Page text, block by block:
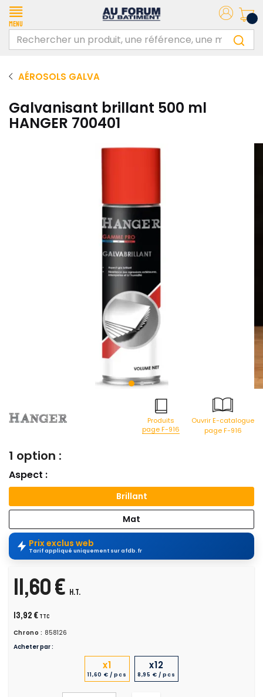
Menu
AÉROSOLS GALVA
Galvanisant brillant 500 ml
HANGER 700401
Produits
page F-916
Ouvrir E-catalogue
page F-916
1 option :
Aspect :
Brillant
Mat
Prix exclus web
Tarif appliqué uniquement sur afdb.fr
11,60 € H.T.
13,92 € TTC
Chrono : 858126
Acheter par :
x1
11,60 € / pcs
x12
8,95 € / pcs